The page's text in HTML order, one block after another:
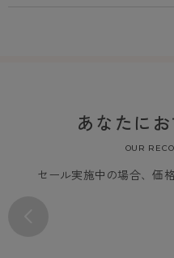
あなたに
OUR
セール実施中の場合、価